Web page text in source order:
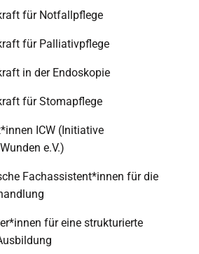
für Notfallpflege
für Palliativpflege
in der Endoskopie
für Stomapflege
ICW (Initiative
e.V.)
Fachassistent*innen für die
für eine strukturierte